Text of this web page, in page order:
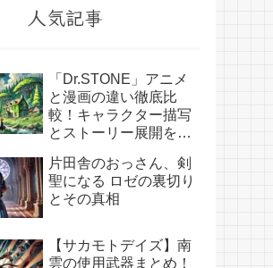
人気記事
「Dr.STONE」アニメ
と漫画の違い徹底比
較！キャラクター描写
とストーリー展開を解
片田舎のおっさん、剣
聖になる ロゼの裏切り
とその真相
【サカモトデイズ】南
雲の使用武器まとめ！